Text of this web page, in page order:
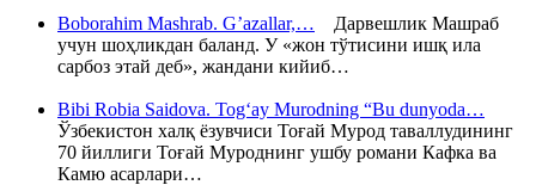
Boborahim Mashrab. G’azallar,… Дарвешлик Машраб
учун шоҳликдан баланд. У «жон тўтисини ишқ ила
сарбоз этай деб», жандани кийиб…
Bibi Robia Saidova. Tog‘ay Murodning “Bu dunyoda…
Ўзбекистон халқ ёзувчиси Тоғай Мурод таваллудининг
70 йиллиги Тоғай Муроднинг ушбу романи Кафка ва
Камю асарлари…